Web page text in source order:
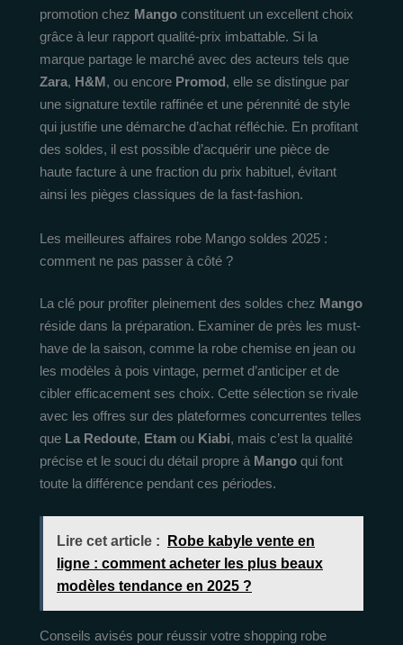
promotion chez Mango constituent un excellent choix
grâce à leur rapport qualité-prix imbattable. Si la
marque partage le marché avec des acteurs tels que
Zara, H&M, ou encore Promod, elle se distingue par
une signature textile raffinée et une pérennité de style
qui justifie une démarche d’achat réfléchie. En profitant
des soldes, il est possible d’acquérir une pièce de
haute facture à une fraction du prix habituel, évitant
ainsi les pièges classiques de la fast-fashion.
Les meilleures affaires robe Mango soldes 2025 :
comment ne pas passer à côté ?
La clé pour profiter pleinement des soldes chez Mango
réside dans la préparation. Examiner de près les must-
have de la saison, comme la robe chemise en jean ou
les modèles à pois vintage, permet d’anticiper et de
cibler efficacement ses choix. Cette sélection se rivale
avec les offres sur des plateformes concurrentes telles
que La Redoute, Etam ou Kiabi, mais c’est la qualité
précise et le souci du détail propre à Mango qui font
toute la différence pendant ces périodes.
Lire cet article :
Robe kabyle vente en
ligne : comment acheter les plus beaux
modèles tendance en 2025 ?
Conseils avisés pour réussir votre shopping robe